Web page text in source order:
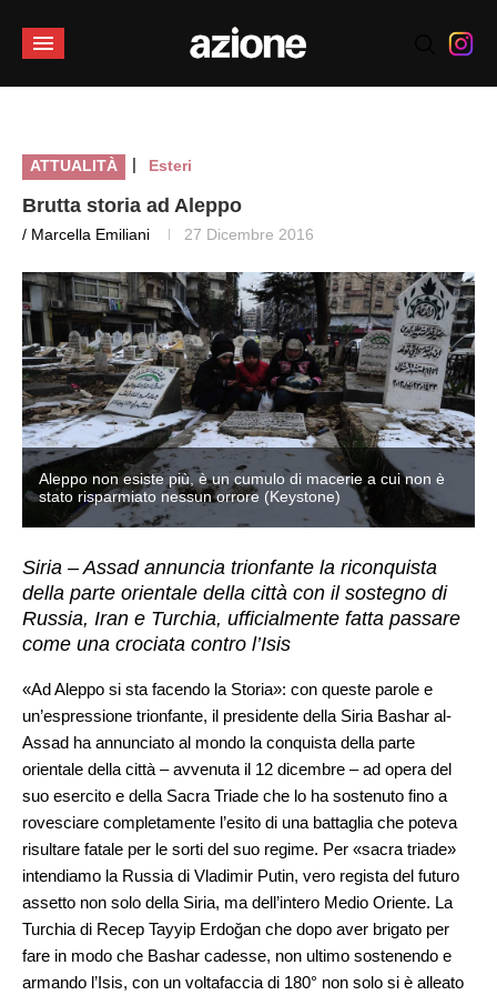
ATTUALITÀ | Esteri
Brutta storia ad Aleppo
/ Marcella Emiliani 27 Dicembre 2016
Aleppo non esiste più, è un cumulo di macerie a cui non è
stato risparmiato nessun orrore (Keystone)
Siria – Assad annuncia trionfante la riconquista
della parte orientale della città con il sostegno di
Russia, Iran e Turchia, ufficialmente fatta passare
come una crociata contro l’Isis
«Ad Aleppo si sta facendo la Storia»: con queste parole e
un’espressione trionfante, il presidente della Siria Bashar al-
Assad ha annunciato al mondo la conquista della parte
orientale della città – avvenuta il 12 dicembre – ad opera del
suo esercito e della Sacra Triade che lo ha sostenuto fino a
rovesciare completamente l’esito di una battaglia che poteva
risultare fatale per le sorti del suo regime. Per «sacra triade»
intendiamo la Russia di Vladimir Putin, vero regista del futuro
assetto non solo della Siria, ma dell’intero Medio Oriente. La
Turchia di Recep Tayyip Erdoğan che dopo aver brigato per
fare in modo che Bashar cadesse, non ultimo sostenendo e
armando l’Isis, con un voltafaccia di 180° non solo si è alleato